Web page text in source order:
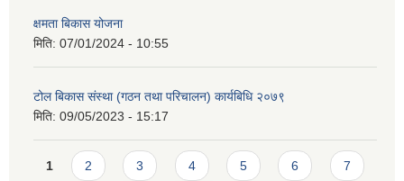
क्षमता बिकास योजना
मिति: 07/01/2024 - 10:55
टोल बिकास संस्था (गठन तथा परिचालन) कार्यबिधि २०७९
मिति: 09/05/2023 - 15:17
Pages
1 2 3 4 5 6 7